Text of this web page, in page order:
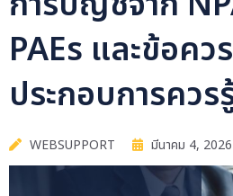
PAEs และข้อคว
ประกอบการควร
WEBSUPPORT มีนาคม 4, 2026